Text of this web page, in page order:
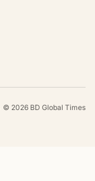
© 2026 BD Global Times